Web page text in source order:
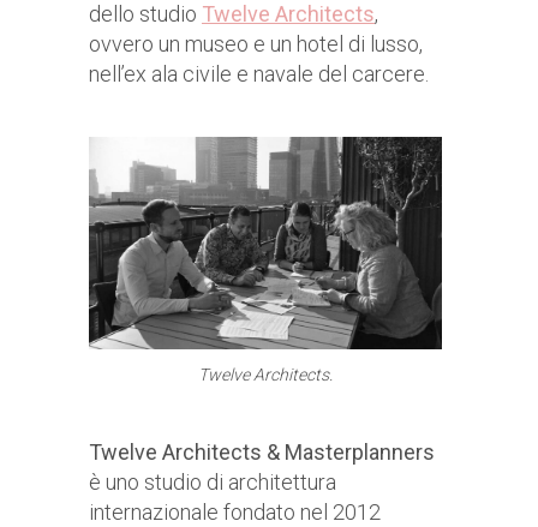
dello studio Twelve Architects,
ovvero un museo e un hotel di lusso,
nell’ex ala civile e navale del carcere.
Twelve Architects.
Twelve Architects & Masterplanners
è uno studio di architettura
internazionale fondato nel 2012